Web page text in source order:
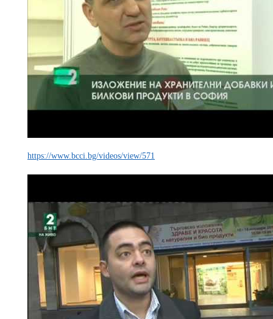
https://www.bcci.bg/videos/view/571